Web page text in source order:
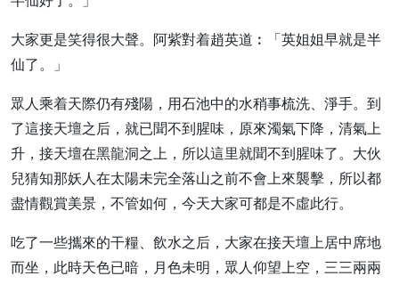
大家更是笑得很大聲。阿紫對着趙英道︰「英姐姐早就是半
仙了。」
眾人乘着天際仍有殘陽，用石池中的水稍事梳洗、淨手。到
了這接天壇之后，就已聞不到腥味，原來濁氣下降，清氣上
升，接天壇在黑龍洞之上，所以這里就聞不到腥味了。大伙
兒猜知那妖人在太陽未完全落山之前不會上來襲擊，所以都
盡情觀賞美景，不管如何，今天大家可都是不虛此行。
吃了一些攜來的干糧、飲水之后，大家在接天壇上居中席地
而坐，此時天色已暗，月色未明，眾人仰望上空，三三兩兩